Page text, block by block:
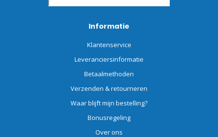
Informatie
Klantenservice
Leveranciersinformatie
Betaalmethoden
Verzenden & retourneren
Waar blijft mijn bestelling?
Bonusregeling
Over ons